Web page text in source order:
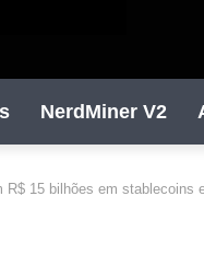
NerdMiner V2
R$ 15 bilhões em stablecoins